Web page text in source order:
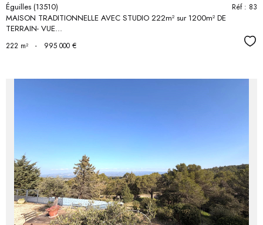
Éguilles (13510)
MAISON TRADITIONNELLE AVEC STUDIO 222m² sur 1200m² DE
TERRAIN- VUE...
Réf : 83
222 m² - 995 000 €
voir le
bien